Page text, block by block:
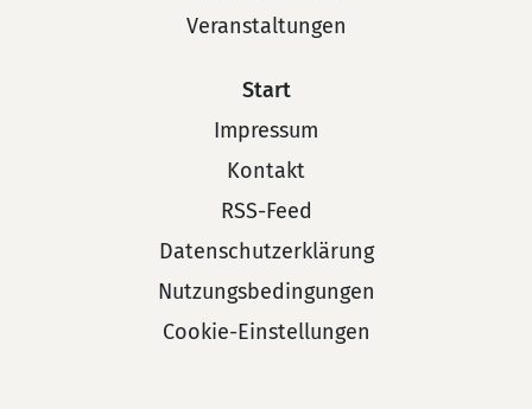
Veranstaltungen
Start
Impressum
Kontakt
RSS-Feed
Datenschutzerklärung
Nutzungsbedingungen
Cookie-Einstellungen